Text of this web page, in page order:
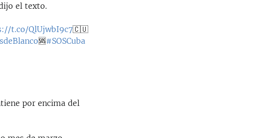
el texto.
t.co/QlUjwbI9c7🇨🇺
🆘#SOSCuba
por encima del